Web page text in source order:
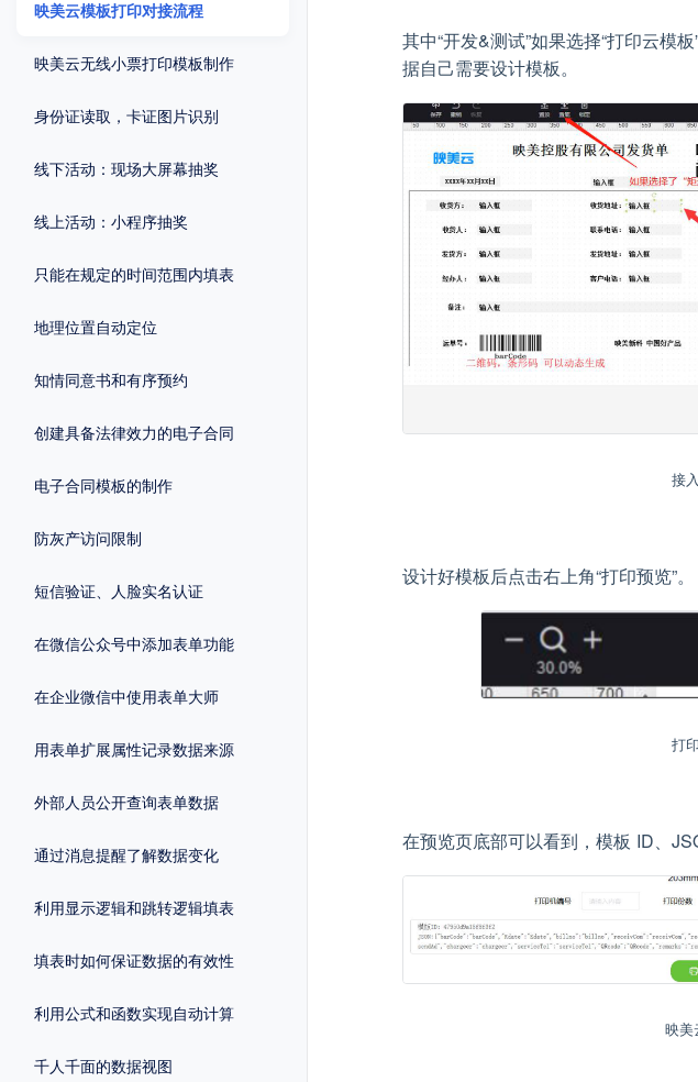
映美云模板打印对接流程
映美云无线小票打印模板制作
身份证读取，卡证图片识别
线下活动：现场大屏幕抽奖
线上活动：小程序抽奖
只能在规定的时间范围内填表
地理位置自动定位
知情同意书和有序预约
创建具备法律效力的电子合同
电子合同模板的制作
防灰产访问限制
短信验证、人脸实名认证
在微信公众号中添加表单功能
在企业微信中使用表单大师
用表单扩展属性记录数据来源
外部人员公开查询表单数据
通过消息提醒了解数据变化
利用显示逻辑和跳转逻辑填表
填表时如何保证数据的有效性
利用公式和函数实现自动计算
千人千面的数据视图
其中“开发&测试”如果选择“打印云模
据自己需要设计模板。
接
设计好模板后点击右上角“打印预览”。
打
在预览页底部可以看到，模板 ID、
映美